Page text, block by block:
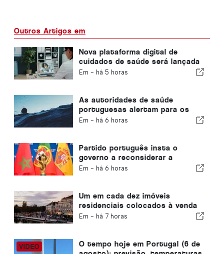
Outros Artigos em
Nova plataforma digital de
cuidados de saúde será lançada
em Portugal
Em - há 5 horas
As autoridades de saúde
portuguesas alertam para os
perigos do afogamento
Em - há 6 horas
Partido português insta o
governo a reconsiderar a
candidatura de Marrocos à
Em - há 6 horas
Um em cada dez imóveis
residenciais colocados à venda
em Portugal é vendido em
Em - há 7 horas
O tempo hoje em Portugal (6 de